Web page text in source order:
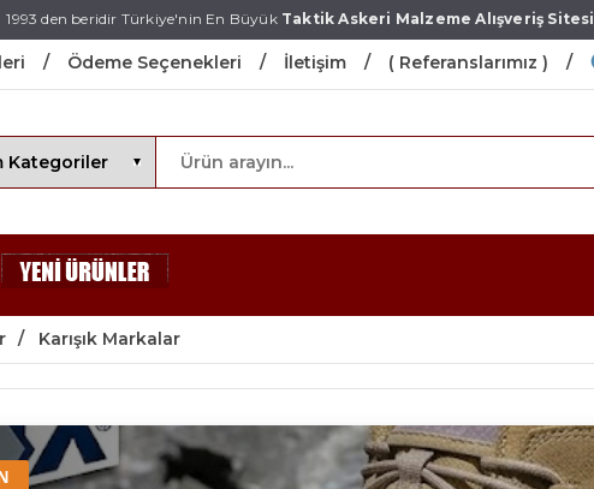
1993 den beridir Türkiye'nin En BüyükTaktik Askeri Malzeme Alışveriş Sitesi
Ödeme Seçenekleri İletişim ( Referanslarımız )
Karışık Markalar